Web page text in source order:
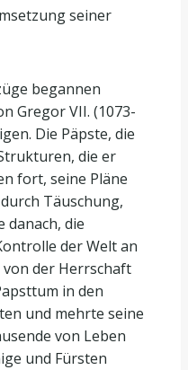
seiner
begannen
Gregor VII. (1073-
Die Päpste, die
die er
fort, seine Pläne
Täuschung,
danach, die
der Welt an
von der Herrschaft
in den
und mehrte seine
von Leben
und Fürsten